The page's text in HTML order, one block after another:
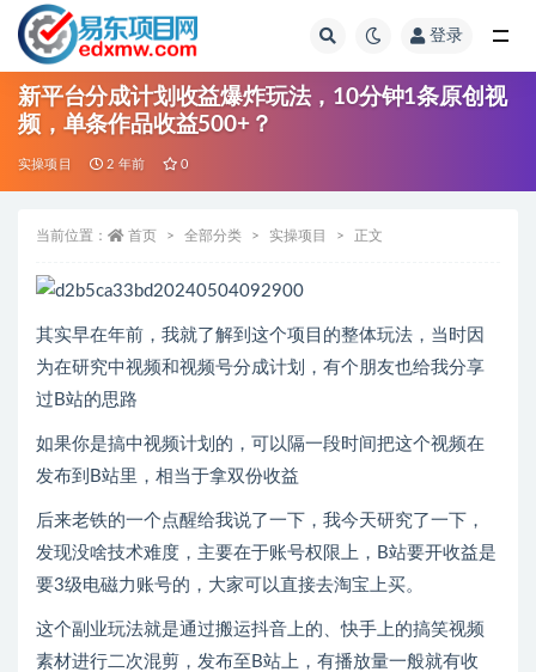
登录
新平台分成计划收益爆炸玩法，10分钟1条原创视
频，单条作品收益500+？
实操项目 2 年前 0
当前位置： 首页 全部分类 实操项目 正文
其实早在年前，我就了解到这个项目的整体玩法，当时因
为在研究中视频和视频号分成计划，有个朋友也给我分享
过B站的思路
如果你是搞中视频计划的，可以隔一段时间把这个视频在
发布到B站里，相当于拿双份收益
后来老铁的一个点醒给我说了一下，我今天研究了一下，
发现没啥技术难度，主要在于账号权限上，B站要开收益是
要3级电磁力账号的，大家可以直接去淘宝上买。
这个副业玩法就是通过搬运抖音上的、快手上的搞笑视频
素材进行二次混剪，发布至B站上，有播放量一般就有收